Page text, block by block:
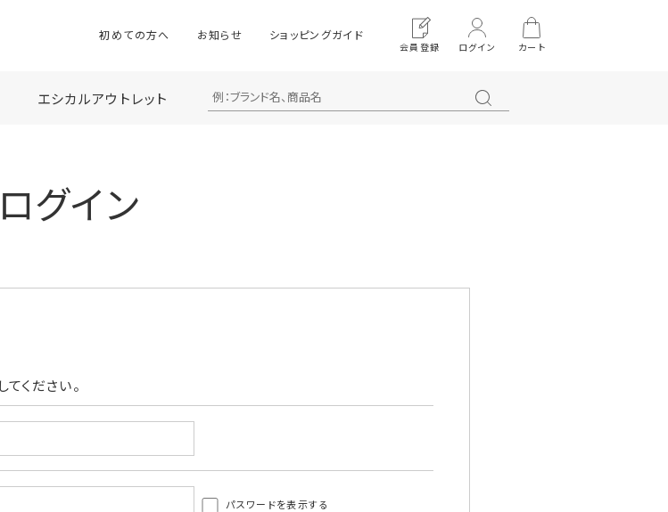
初めての方へ お知らせ ショッピングガイド
会員登録 ログイン カート
エシカルアウトレット
ログイン
ください。
パスワードを表示する